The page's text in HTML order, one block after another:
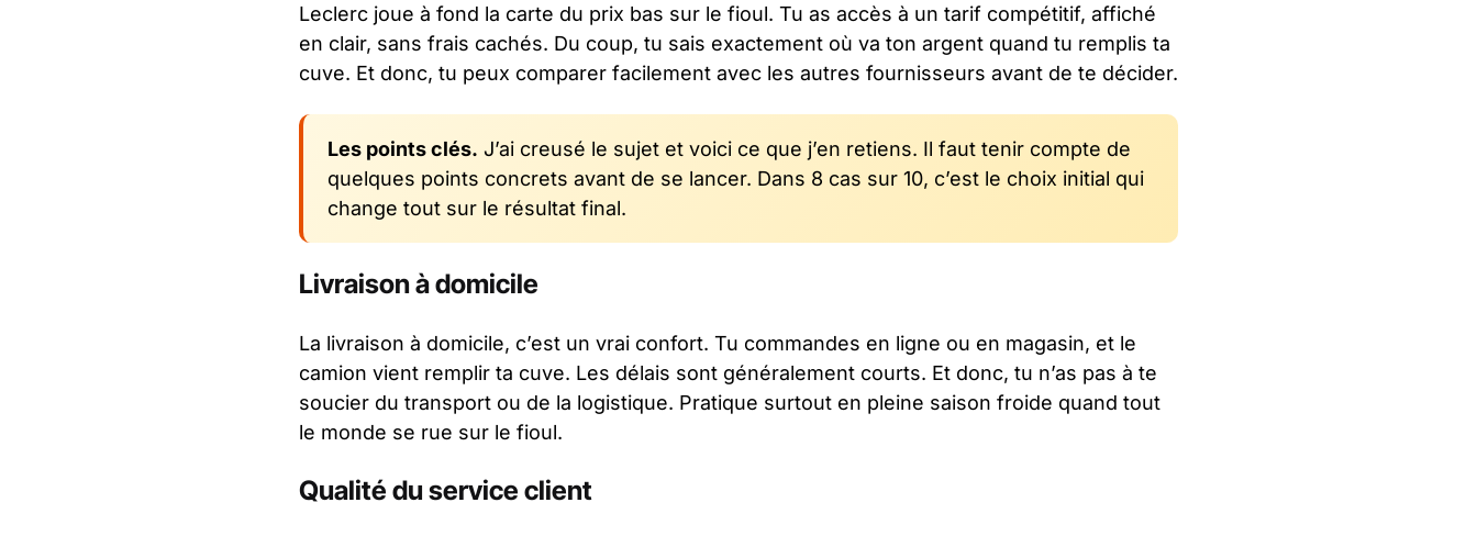
Leclerc joue à fond la carte du prix bas sur le fioul. Tu as accès à un tarif compétitif, affiché
en clair, sans frais cachés. Du coup, tu sais exactement où va ton argent quand tu remplis ta
cuve. Et donc, tu peux comparer facilement avec les autres fournisseurs avant de te décider.
Les points clés. J’ai creusé le sujet et voici ce que j’en retiens. Il faut tenir compte de
quelques points concrets avant de se lancer. Dans 8 cas sur 10, c’est le choix initial qui
change tout sur le résultat final.
Livraison à domicile
La livraison à domicile, c’est un vrai confort. Tu commandes en ligne ou en magasin, et le
camion vient remplir ta cuve. Les délais sont généralement courts. Et donc, tu n’as pas à te
soucier du transport ou de la logistique. Pratique surtout en pleine saison froide quand tout
le monde se rue sur le fioul.
Qualité du service client